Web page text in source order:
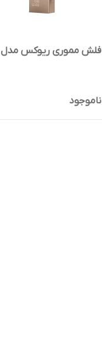
فلش مموری ریوکس مدل U02
ناموجود